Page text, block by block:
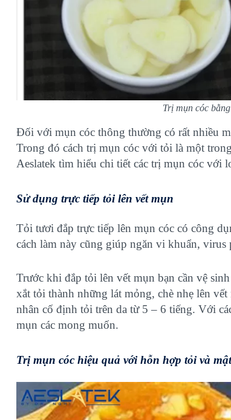
Trị mụn cóc
Đối với mụn cóc thông thường có rất nhiều
Trong đó cách trị mụn cóc với tỏi là một
Aeslatek tìm hiểu chi tiết các trị mụn cóc với
Sử dụng trực tiếp tỏi lên vết mụn
Tỏi tươi đắp trực tiếp lên mụn cóc có công
cách làm này cũng giúp ngăn vi khuẩn, virus
Trước khi đắp tỏi lên vết mụn bạn cần vệ
xắt tỏi thành những lát mỏng, chè nhẹ lên
nhân cố định tỏi trên da từ 5 – 6 tiếng. Với
mụn các mong muốn.
Trị mụn cóc hiệu quả với hỗn hợp tỏi và